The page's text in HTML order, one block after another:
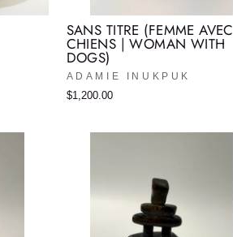
SANS TITRE (FEMME AVEC
CHIENS | WOMAN WITH
DOGS)
ADAMIE INUKPUK
$1,200.00